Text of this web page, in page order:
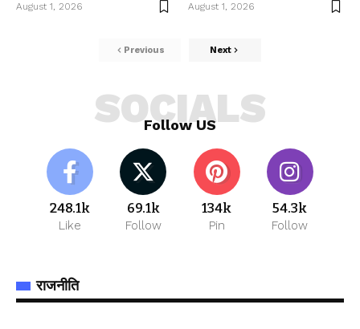
August 1, 2026 August 1, 2026
Previous Next
Follow US
SOCIALS
248.1k
Like
69.1k
Follow
134k
Pin
54.3k
Follow
राजनीति